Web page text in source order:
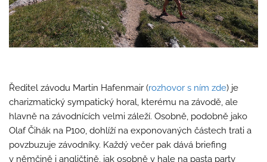
Ředitel závodu Martin Hafenmair (rozhovor s ním zde) je
charizmatický sympatický horal, kterému na závodě, ale
hlavně na závodnících velmi záleží. Osobně, podobně jako
Olaf Čihák na P100, dohlíží na exponovaných částech trati a
povzbuzuje závodníky. Každý večer pak dává briefing
v němčině i angličtině, jak osobně v hale na pasta party